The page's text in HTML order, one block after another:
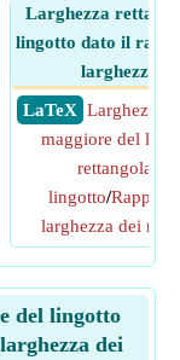
Larghezza
lingotto dato il
larghezza
​ LaTeX Larghezza
maggiore del
rettangolare
lingotto/
larghezza dei
del lingotto
dei